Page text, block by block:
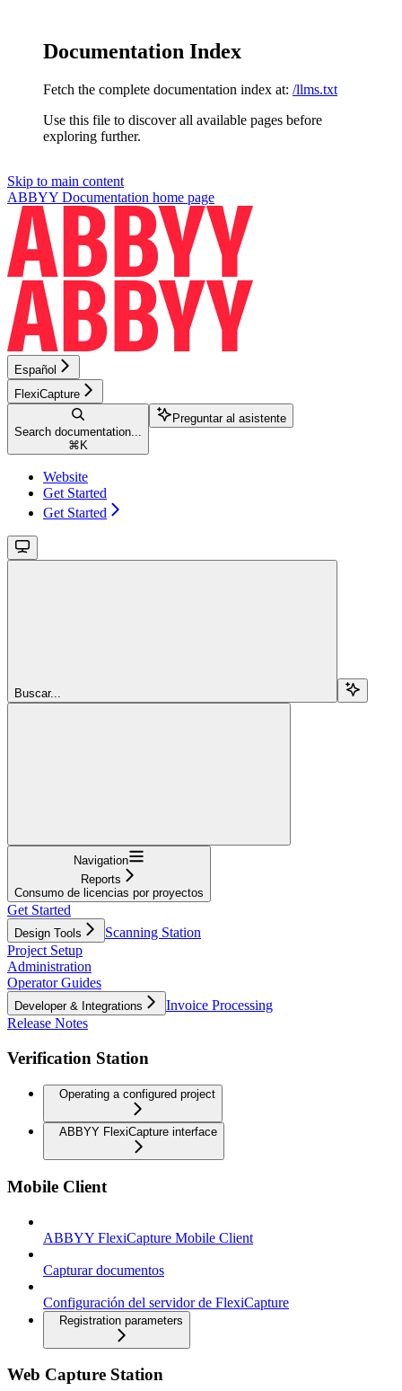
Documentation Index
Fetch the complete documentation index at: /llms.txt
Use this file to discover all available pages before
exploring further.
Skip to main content
ABBYY Documentation home page
Español
FlexiCapture
Search documentation...
⌘ K
Preguntar al asistente
Website
Get Started
Get Started
Buscar...
Navigation
Reports
Consumo de licencias por proyectos
Get Started
Design Tools
Scanning Station
Project Setup
Administration
Operator Guides
Developer & Integrations
Invoice Processing
Release Notes
Verification Station
Operating a configured project
ABBYY FlexiCapture interface
Mobile Client
ABBYY FlexiCapture Mobile Client
Capturar documentos
Configuración del servidor de FlexiCapture
Registration parameters
Web Capture Station